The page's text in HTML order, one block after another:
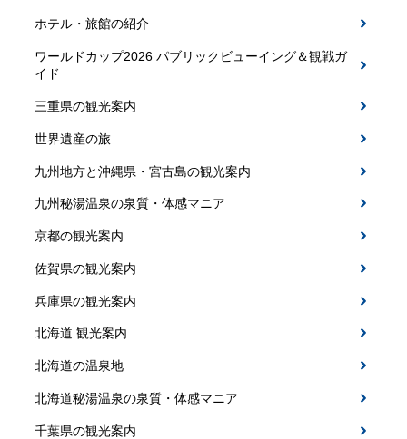
ホテル・旅館の紹介
ワールドカップ2026 パブリックビューイング＆観戦ガ
イド
三重県の観光案内
世界遺産の旅
九州地方と沖縄県・宮古島の観光案内
九州秘湯温泉の泉質・体感マニア
京都の観光案内
佐賀県の観光案内
兵庫県の観光案内
北海道 観光案内
北海道の温泉地
北海道秘湯温泉の泉質・体感マニア
千葉県の観光案内